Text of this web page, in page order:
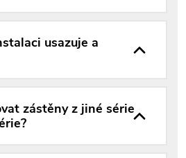
usazuje a
zástěny z jiné série